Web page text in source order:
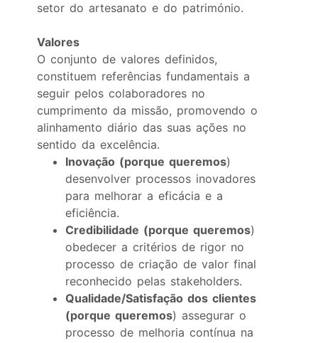
setor do artesanato e do património.
Valores
O conjunto de valores definidos,
constituem referências fundamentais a
seguir pelos colaboradores no
cumprimento da missão, promovendo o
alinhamento diário das suas ações no
sentido da excelência.
Inovação (porque queremos)
desenvolver processos inovadores
para melhorar a eficácia e a
eficiência.
Credibilidade (porque queremos)
obedecer a critérios de rigor no
processo de criação de valor final
reconhecido pelas stakeholders.
Qualidade/Satisfação dos clientes
(porque queremos) assegurar o
processo de melhoria contínua na